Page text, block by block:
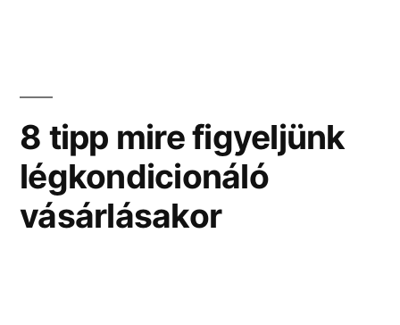
tudni
érdemes”
8 tipp mire figyeljünk
légkondicionáló
vásárlásakor